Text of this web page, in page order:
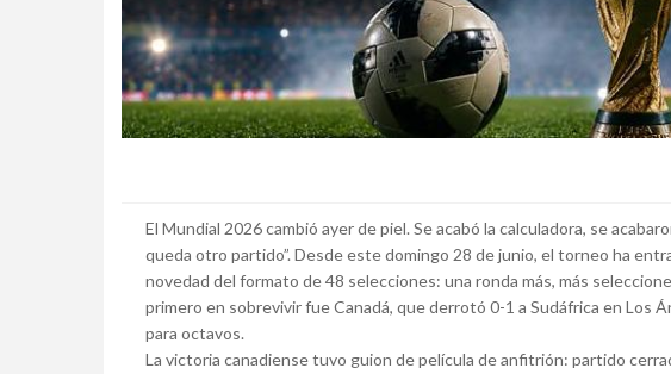
El Mundial 2026 cambió ayer de piel. Se acabó la calculadora, se
queda otro partido”. Desde este domingo 28 de junio, el torneo ha
novedad del formato de 48 selecciones: una ronda más, más
primero en sobrevivir fue Canadá, que derrotó 0-1 a Sudáfrica en Los
para octavos.
La victoria canadiense tuvo guion de película de anfitrión: partido